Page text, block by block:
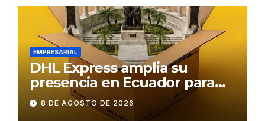
EMPRESARIAL
DHL Express amplia su
presencia en Ecuador para
responder al crecimiento de
las exportaciones
8 DE AGOSTO DE 2026